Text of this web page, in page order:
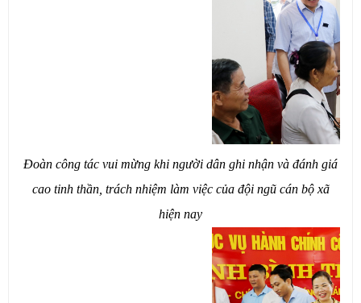
Đoàn công tác vui mừng khi người dân ghi nhận và đánh giá
cao tinh thần, trách nhiệm làm việc của đội ngũ cán bộ xã
hiện nay